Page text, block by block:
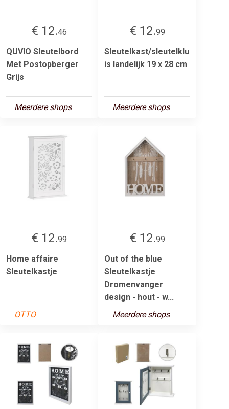
€ 12.46
QUVIO Sleutelbord
Met Postopberger
Grijs
Meerdere shops
€ 12.99
Sleutelkast/sleutelklu
is landelijk 19 x 28 cm
Meerdere shops
€ 12.99
Home affaire
Sleutelkastje
OTTO
€ 12.99
Out of the blue
Sleutelkastje
Dromenvanger
design - hout - w...
Meerdere shops